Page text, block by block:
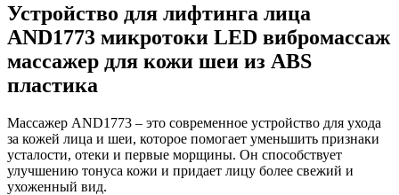
Устройство для лифтинга лица
AND1773 микротоки LED вибромассаж
массажер для кожи шеи из ABS
пластика
Массажер AND1773 – это современное устройство для ухода
за кожей лица и шеи, которое помогает уменьшить признаки
усталости, отеки и первые морщины. Он способствует
улучшению тонуса кожи и придает лицу более свежий и
ухоженный вид.